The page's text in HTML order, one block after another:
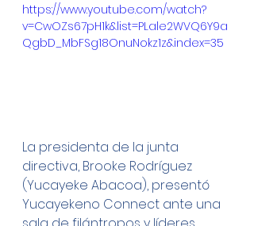
https://www.youtube.com/watch?
v=CwOZs67pH1k&list=PLale2WVQ6Y9a
QgbD_MbFSg18OnuNokz1z&index=35
La presidenta de la junta
directiva, Brooke Rodríguez
(Yucayeke Abacoa), presentó
Yucayekeno Connect ante una